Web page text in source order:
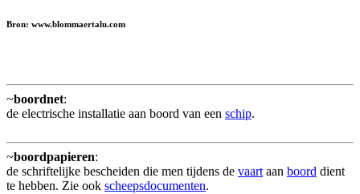
Bron: www.blommaertalu.com
~boordnet:
de electrische installatie aan boord van een schip.
~boordpapieren:
de schriftelijke bescheiden die men tijdens de vaart aan boord dient
te hebben. Zie ook scheepsdocumenten.